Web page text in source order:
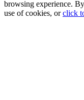
browsing experience.
use of cookies, orclick